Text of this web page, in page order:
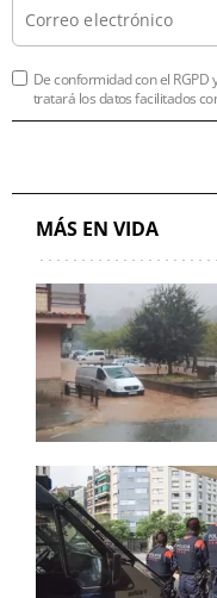
De conformidad con el RGPD
tratará los datos facilitados
MÁS EN VIDA